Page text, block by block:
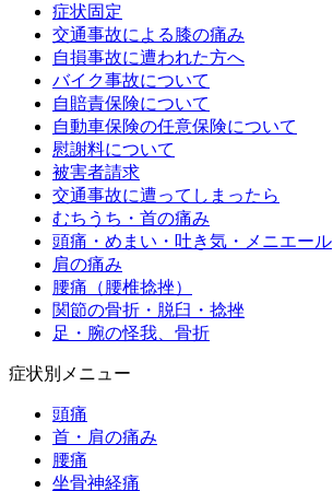
症状固定
交通事故による膝の痛み
自損事故に遭われた方へ
バイク事故について
自賠責保険について
自動車保険の任意保険について
慰謝料について
被害者請求
交通事故に遭ってしまったら
むちうち・首の痛み
頭痛・めまい・吐き気・メニエール
肩の痛み
腰痛（腰椎捻挫）
関節の骨折・脱臼・捻挫
足・腕の怪我、骨折
症状別メニュー
頭痛
首・肩の痛み
腰痛
坐骨神経痛